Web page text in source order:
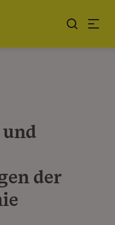
der